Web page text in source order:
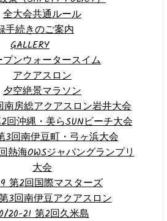
全大会共通ルール
手続きのご案内
GALLERY
プンウォータースイム
アクアスロン
夕空絶景マラソン
南房総アクアスロン岩井大会
回沖縄・美らSUNビーチ大会
3回南伊豆町・弓ヶ浜大会
熱海OWSジャパングランプリ
大会
第2回国際マスターズ
3回南伊豆アクアスロン
20-21 第2回久米島